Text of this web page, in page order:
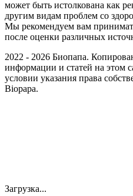
может быть истолкована как
другим видам проблем со
Мы рекомендуем вам
после оценки различных
2022 - 2026 Биопапа.
информации и статей на этом
условии указания права
Biopapa.
Загрузка...